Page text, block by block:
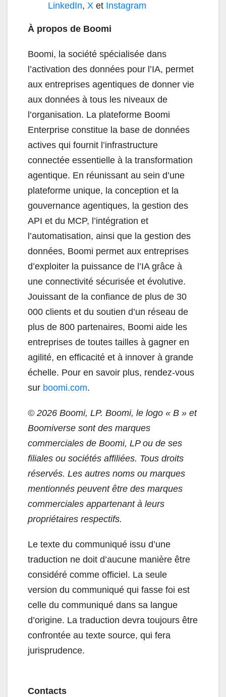
LinkedIn, X et Instagram
À propos de Boomi
Boomi, la société spécialisée dans
l’activation des données pour l’IA, permet
aux entreprises agentiques de donner vie
aux données à tous les niveaux de
l’organisation. La plateforme Boomi
Enterprise constitue la base de données
actives qui fournit l’infrastructure
connectée essentielle à la transformation
agentique. En réunissant au sein d’une
plateforme unique, la conception et la
gouvernance agentiques, la gestion des
API et du MCP, l’intégration et
l’automatisation, ainsi que la gestion des
données, Boomi permet aux entreprises
d’exploiter la puissance de l’IA grâce à
une connectivité sécurisée et évolutive.
Jouissant de la confiance de plus de 30
000 clients et du soutien d’un réseau de
plus de 800 partenaires, Boomi aide les
entreprises de toutes tailles à gagner en
agilité, en efficacité et à innover à grande
échelle. Pour en savoir plus, rendez-vous
sur boomi.com.
© 2026 Boomi, LP. Boomi, le logo « B » et
Boomiverse sont des marques
commerciales de Boomi, LP ou de ses
filiales ou sociétés affiliées. Tous droits
réservés. Les autres noms ou marques
mentionnés peuvent être des marques
commerciales appartenant à leurs
propriétaires respectifs.
Le texte du communiqué issu d’une
traduction ne doit d’aucune manière être
considéré comme officiel. La seule
version du communiqué qui fasse foi est
celle du communiqué dans sa langue
d’origine. La traduction devra toujours être
confrontée au texte source, qui fera
jurisprudence.
Contacts